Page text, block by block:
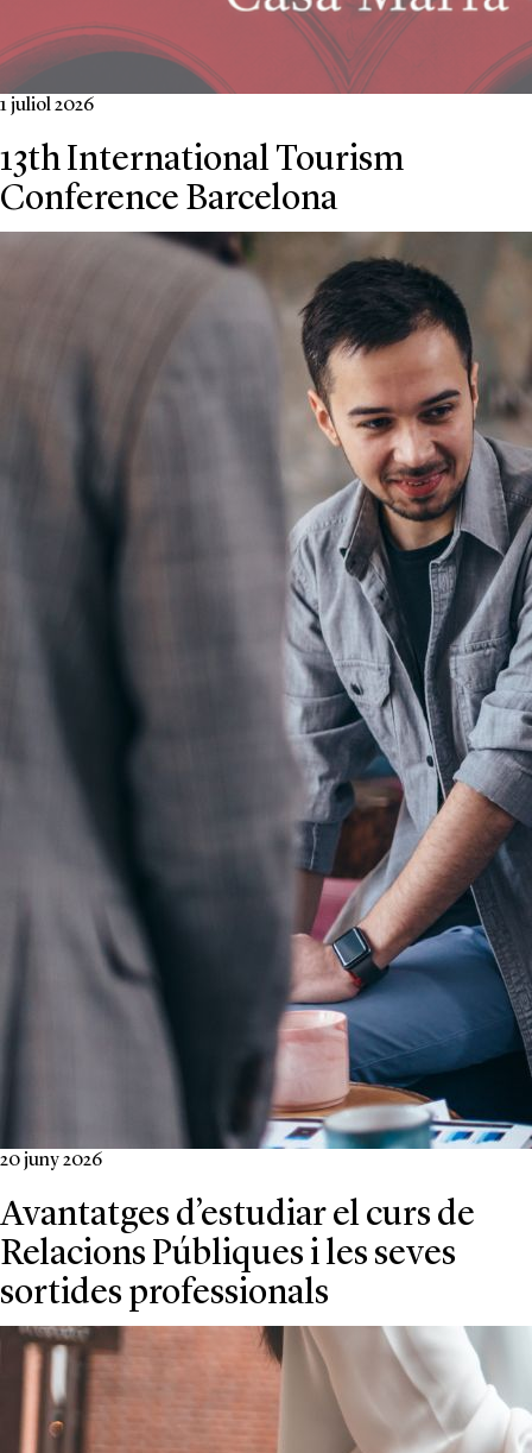
1 juliol 2026
13th International Tourism
Conference Barcelona
20 juny 2026
Avantatges d’estudiar el curs de
Relacions Públiques i les seves
sortides professionals